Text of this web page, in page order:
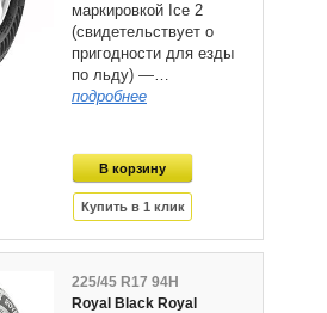
маркировкой Ice 2
(свидетельствует о
пригодности для езды
по льду) —…
подробнее
225/45 R17 94H
Royal Black Royal